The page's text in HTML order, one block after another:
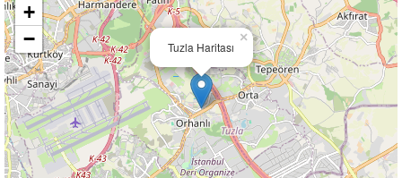
Tuzla Haritası
×
+
−